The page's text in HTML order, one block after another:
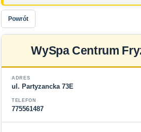
Powrót
WySpa Centrum
ADRES
ul. Partyzancka 73E
TELEFON
775561487